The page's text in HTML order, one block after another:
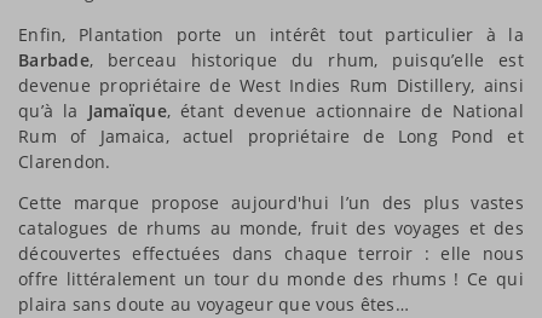
Enfin, Plantation porte un intérêt tout particulier à la
Barbade, berceau historique du rhum, puisqu’elle est
devenue propriétaire de West Indies Rum Distillery, ainsi
qu’à la Jamaïque, étant devenue actionnaire de National
Rum of Jamaica, actuel propriétaire de Long Pond et
Clarendon.
Cette marque propose aujourd'hui l’un des plus vastes
catalogues de rhums au monde, fruit des voyages et des
découvertes effectuées dans chaque terroir : elle nous
offre littéralement un tour du monde des rhums ! Ce qui
plaira sans doute au voyageur que vous êtes…